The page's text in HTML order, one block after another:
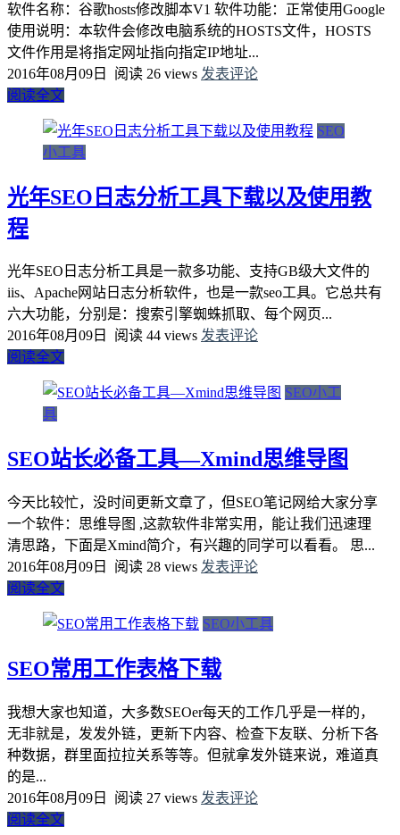
软件名称：谷歌hosts修改脚本V1 软件功能：正常使用Google
使用说明：本软件会修改电脑系统的HOSTS文件，HOSTS
文件作用是将指定网址指向指定IP地址...
2016年08月09日
阅读 26 views 发表评论
阅读全文
SEO
小工具
光年SEO日志分析工具下载以及使用教
程
光年SEO日志分析工具是一款多功能、支持GB级大文件的
iis、Apache网站日志分析软件，也是一款seo工具。它总共有
六大功能，分别是：搜索引擎蜘蛛抓取、每个网页...
2016年08月09日
阅读 44 views 发表评论
阅读全文
SEO小工
具
SEO站长必备工具—Xmind思维导图
今天比较忙，没时间更新文章了，但SEO笔记网给大家分享
一个软件：思维导图 ,这款软件非常实用，能让我们迅速理
清思路，下面是Xmind简介，有兴趣的同学可以看看。 思...
2016年08月09日
阅读 28 views 发表评论
阅读全文
SEO小工具
SEO常用工作表格下载
我想大家也知道，大多数SEOer每天的工作几乎是一样的，
无非就是，发发外链，更新下内容、检查下友联、分析下各
种数据，群里面拉拉关系等等。但就拿发外链来说，难道真
的是...
2016年08月09日
阅读 27 views 发表评论
阅读全文